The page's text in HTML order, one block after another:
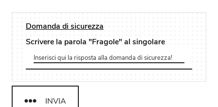
Domanda di sicurezza
Scrivere la parola "Fragole" al singolare
INVIA